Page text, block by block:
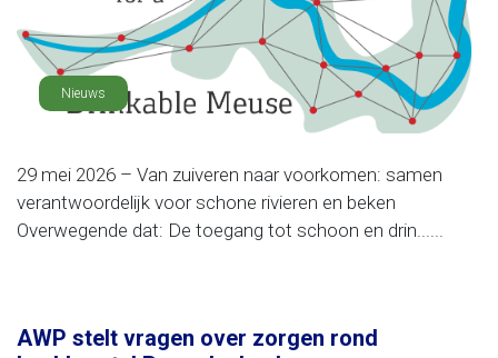
Nieuws
29 mei 2026 – Van zuiveren naar voorkomen: samen
verantwoordelijk voor schone rivieren en beken
Overwegende dat: De toegang tot schoon en drin......
AWP stelt vragen over zorgen rond